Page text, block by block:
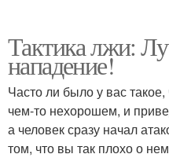
Тактика лжи:
нападение!
Часто ли было у вас
чем-то нехорошем, и
а человек сразу начал
том, что вы так плохо о